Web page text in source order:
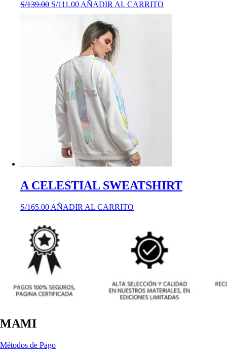
S/139.00 S/111.00 AÑADIR AL CARRITO
A CELESTIAL SWEATSHIRT
S/165.00 AÑADIR AL CARRITO
MAMI
Métodos de Pago